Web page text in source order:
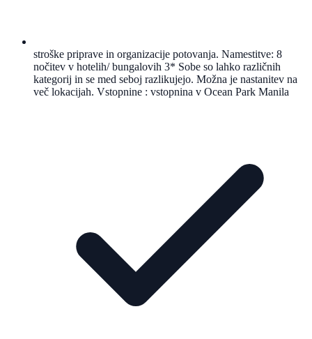
stroške priprave in organizacije potovanja. Namestitve: 8
nočitev v hotelih/ bungalovih 3* Sobe so lahko različnih
kategorij in se med seboj razlikujejo. Možna je nastanitev na
več lokacijah. Vstopnine : vstopnina v Ocean Park Manila